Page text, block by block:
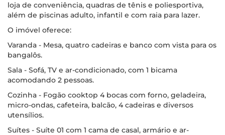
loja de conveniência, quadras de tênis e poliesportiva,
além de piscinas adulto, infantil e com raia para lazer.
O imóvel oferece:
Varanda - Mesa, quatro cadeiras e banco com vista para os
bangalôs.
Sala - Sofá, TV e ar-condicionado, com 1 bicama
acomodando 2 pessoas.
Cozinha - Fogão cooktop 4 bocas com forno, geladeira,
micro-ondas, cafeteira, balcão, 4 cadeiras e diversos
utensílios.
Suítes - Suíte 01 com 1 cama de casal, armário e ar-